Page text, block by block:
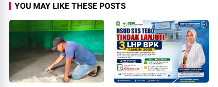
YOU MAY LIKE THESE POSTS